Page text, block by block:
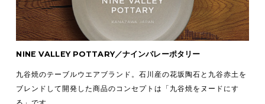
NINE VALLEY POTTARY／ナインバレーポタリー
九谷焼のテーブルウエアブランド。石川産の花坂陶石と九谷赤土を
ブレンドして開発した商品のコンセプトは「九谷焼をヌードにす